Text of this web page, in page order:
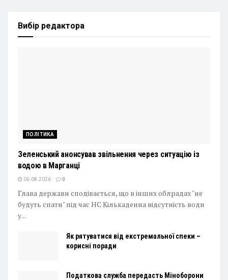
Вибір редактора
ПОЛІТИКА
Зеленський анонсував звільнення через ситуацію із
водою в Марганці
06.08.2026 0
Глава держави сподівається, що в інших облрадах "не
будуть спати" під час НС Кількаденна відсутність води
у...
Як рятуватися від екстремальної спеки –
корисні поради
Податкова служба передасть Міноборони